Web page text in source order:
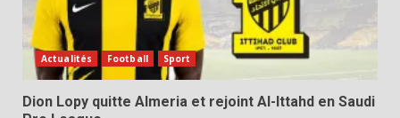
Actualités Football Sport
Dion Lopy quitte Almeria et rejoint Al-Ittahd en Saudi